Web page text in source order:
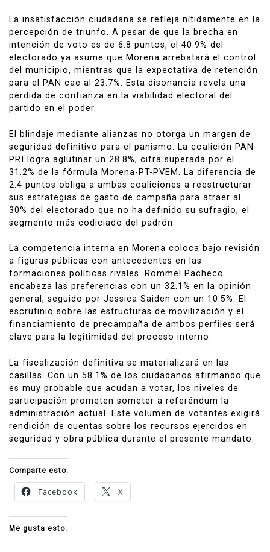
La insatisfacción ciudadana se refleja nítidamente en la
percepción de triunfo. A pesar de que la brecha en
intención de voto es de 6.8 puntos, el 40.9% del
electorado ya asume que Morena arrebatará el control
del municipio, mientras que la expectativa de retención
para el PAN cae al 23.7%. Esta disonancia revela una
pérdida de confianza en la viabilidad electoral del
partido en el poder.
El blindaje mediante alianzas no otorga un margen de
seguridad definitivo para el panismo. La coalición PAN-
PRI logra aglutinar un 28.8%, cifra superada por el
31.2% de la fórmula Morena-PT-PVEM. La diferencia de
2.4 puntos obliga a ambas coaliciones a reestructurar
sus estrategias de gasto de campaña para atraer al
30% del electorado que no ha definido su sufragio, el
segmento más codiciado del padrón.
La competencia interna en Morena coloca bajo revisión
a figuras públicas con antecedentes en las
formaciones políticas rivales. Rommel Pacheco
encabeza las preferencias con un 32.1% en la opinión
general, seguido por Jessica Saiden con un 10.5%. El
escrutinio sobre las estructuras de movilización y el
financiamiento de precampaña de ambos perfiles será
clave para la legitimidad del proceso interno.
La fiscalización definitiva se materializará en las
casillas. Con un 58.1% de los ciudadanos afirmando que
es muy probable que acudan a votar, los niveles de
participación prometen someter a referéndum la
administración actual. Este volumen de votantes exigirá
rendición de cuentas sobre los recursos ejercidos en
seguridad y obra pública durante el presente mandato.
Comparte esto:
Facebook X
Me gusta esto: